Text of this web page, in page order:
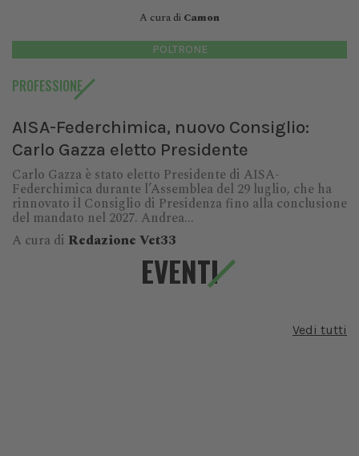
A cura di Camon
POLTRONE
PROFESSIONE
AISA-Federchimica, nuovo Consiglio:
Carlo Gazza eletto Presidente
Carlo Gazza è stato eletto Presidente di AISA-
Federchimica durante l’Assemblea del 29 luglio, che ha
rinnovato il Consiglio di Presidenza fino alla conclusione
del mandato nel 2027. Andrea...
A cura di Redazione Vet33
EVENTI
Vedi tutti